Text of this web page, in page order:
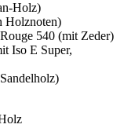
Holz)
Holznoten)
540 (mit Zeder)
Iso E Super,